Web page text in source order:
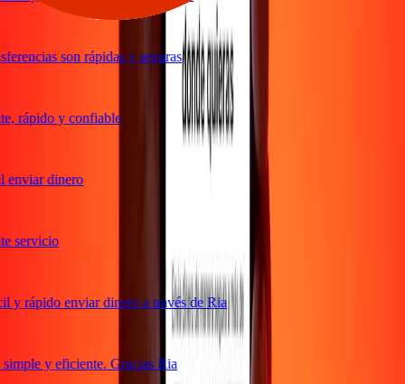
son rápidas y seguras
rápido y confiable
dinero
servicio
rápido enviar dinero a través de Ria
y eficiente. Gracias Ria